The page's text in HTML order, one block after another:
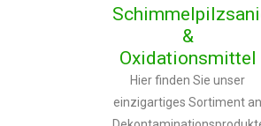
&
Oxidationsmittel
Hier finden Sie unser
einzigartiges Sortiment an